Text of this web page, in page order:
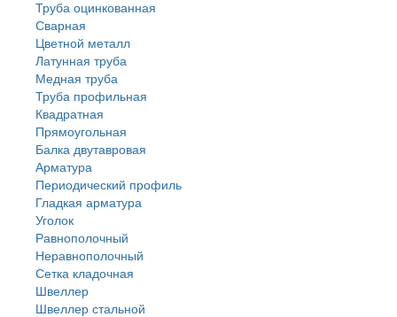
Труба оцинкованная
Сварная
Цветной металл
Латунная труба
Медная труба
Труба профильная
Квадратная
Прямоугольная
Балка двутавровая
Арматура
Периодический профиль
Гладкая арматура
Уголок
Равнополочный
Неравнополочный
Сетка кладочная
Швеллер
Швеллер стальной